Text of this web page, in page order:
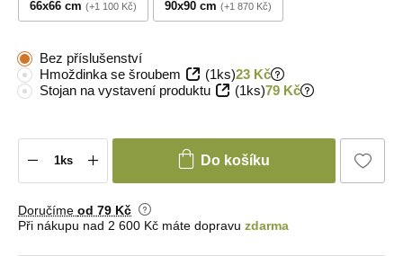
66x66 cm +1 100 Kč 90x90 cm +1 870 Kč
Bez příslušenství
Hmoždinka se šroubem
(1ks)23 Kč
Stojan na vystavení produktu
(1ks)79 Kč
Do košíku
Doručíme od 79 Kč
Při nákupu nad 2 600 Kč máte dopravu zdarma